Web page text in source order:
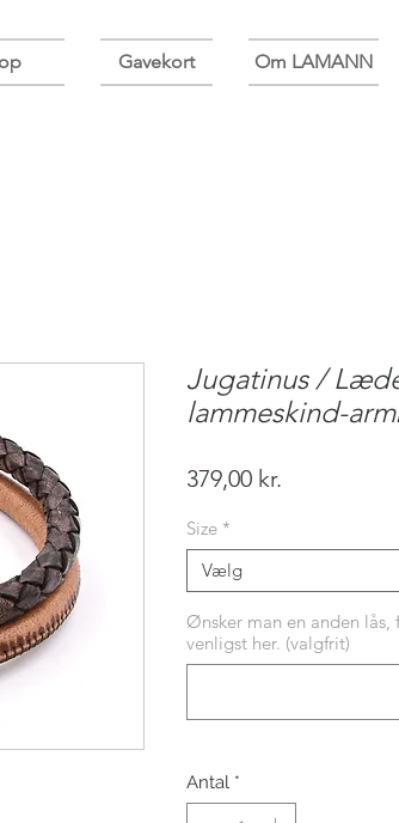
Gavekort Om LAMANN
Jugatinus /
lammeskind-
379,00 kr.
Size *
Vælg
Ønsker man en anden lås,
venligst her. (valgfrit)
Antal *